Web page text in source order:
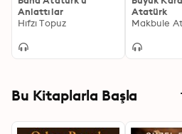
Anlattılar
Hıfzı Topuz
Atatürk
Makbule
Bu Kitaplarla Başla